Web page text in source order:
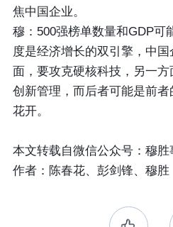
焦中国企业。
穆：500强榜单数量和GDP可
度是经济增长的双引擎，中
面，要攻克硬核科技，另一
创新管理，而后者可能是前
花开。
本文转载自微信公众号：穆胜
作者：陈春花、彭剑锋、穆胜